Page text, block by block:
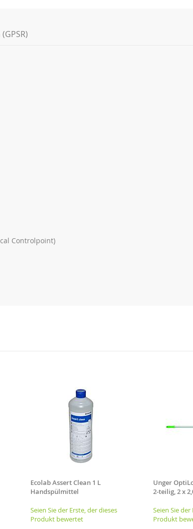
Controlpoint)
Ecolab Assert Clean 1 L
Handspülmittel
Seien Sie der Erste, der dieses
Produkt bewertet
Unger
2-teilig, 2 x
Seien Sie
Produkt